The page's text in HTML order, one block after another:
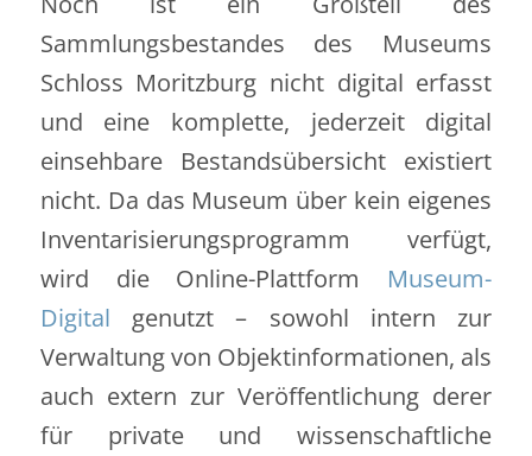
Sammlungsbestandes des Museums
Schloss Moritzburg nicht digital erfasst
und eine komplette, jederzeit digital
einsehbare Bestandsübersicht existiert
nicht. Da das Museum über kein eigenes
Inventarisierungsprogramm verfügt,
wird die Online-Plattform Museum-
Digital genutzt – sowohl intern zur
Verwaltung von Objektinformationen, als
auch extern zur Veröffentlichung derer
für private und wissenschaftliche